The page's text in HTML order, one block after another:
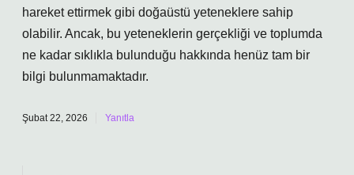
hareket ettirmek gibi doğaüstü yeteneklere sahip
olabilir. Ancak, bu yeteneklerin gerçekliği ve toplumda
ne kadar sıklıkla bulunduğu hakkında henüz tam bir
bilgi bulunmamaktadır.
Şubat 22, 2026 Yanıtla